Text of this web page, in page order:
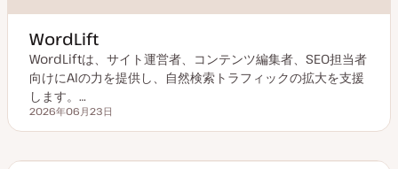
WordLift
WordLiftは、サイト運営者、コンテンツ編集者、SEO担当者
向けにAIの力を提供し、自然検索トラフィックの拡大を支援
します。…
更新日
2026年06月23日